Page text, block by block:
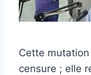
Cette
censure ; elle